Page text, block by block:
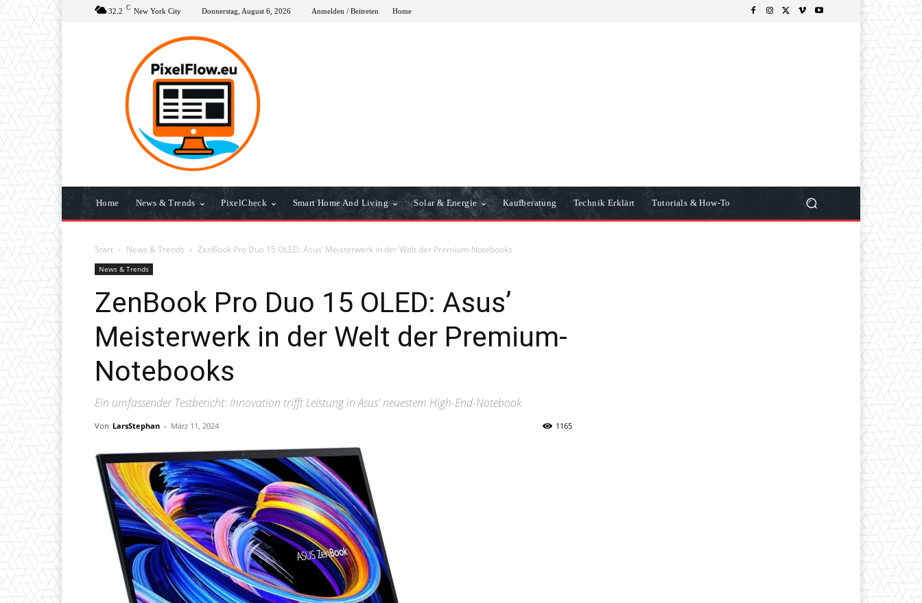
32.2 C New York City Donnerstag, August 6, 2026 Anmelden / Beitreten Home
Home News & Trends PixelCheck Smart Home And Living Solar & Energie Kaufberatung Technik Erklärt Tutorials & How-To
Start News & Trends ZenBook Pro Duo 15 OLED: Asus’ Meisterwerk in der Welt der Premium-Notebooks
News & Trends
ZenBook Pro Duo 15 OLED: Asus’
Meisterwerk in der Welt der Premium-
Notebooks
Ein umfassender Testbericht: Innovation trifft Leistung in Asus' neuestem High-End-Notebook
Von LarsStephan - März 11, 2024 1165